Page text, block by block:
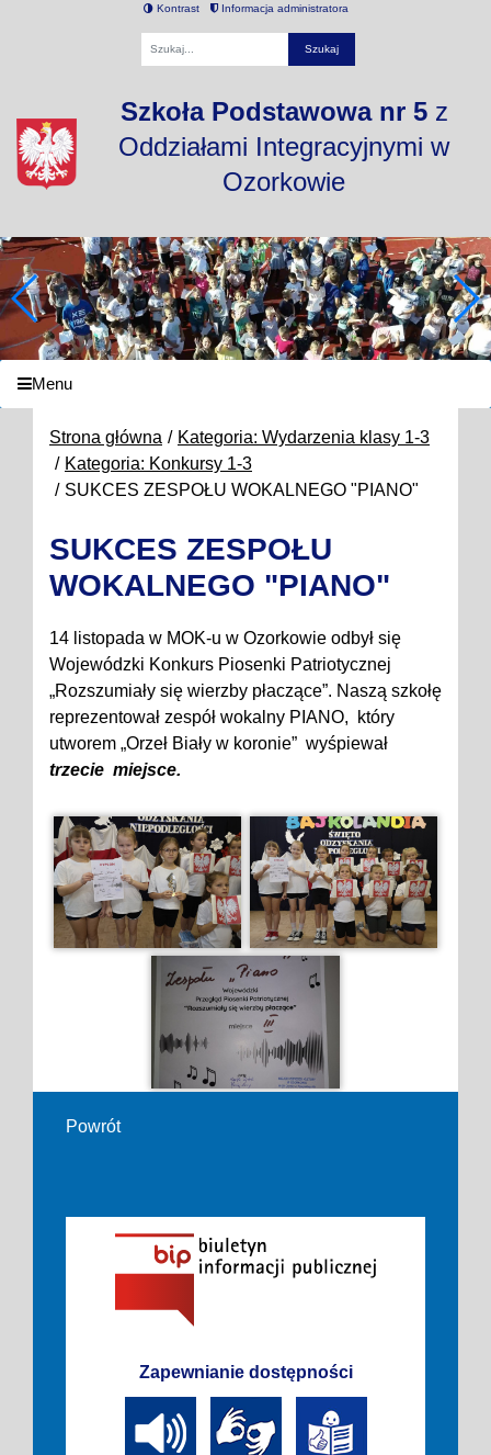
Kontrast Informacja administratora
Szkoła Podstawowa nr 5z
Oddziałami Integracyjnymi w
Ozorkowie
Menu
Strona główna
Kategoria: Wydarzenia klasy 1-3
Kategoria: Konkursy 1-3
SUKCES ZESPOŁU WOKALNEGO "PIANO"
SUKCES ZESPOŁU
WOKALNEGO "PIANO"
14 listopada w MOK-u w Ozorkowie odbył się
Wojewódzki Konkurs Piosenki Patriotycznej
„Rozszumiały się wierzby płaczące”. Naszą szkołę
reprezentował zespół wokalny PIANO, który
utworem „Orzeł Biały w koronie” wyśpiewał
trzecie miejsce.
Powrót
Zapewnianie dostępności